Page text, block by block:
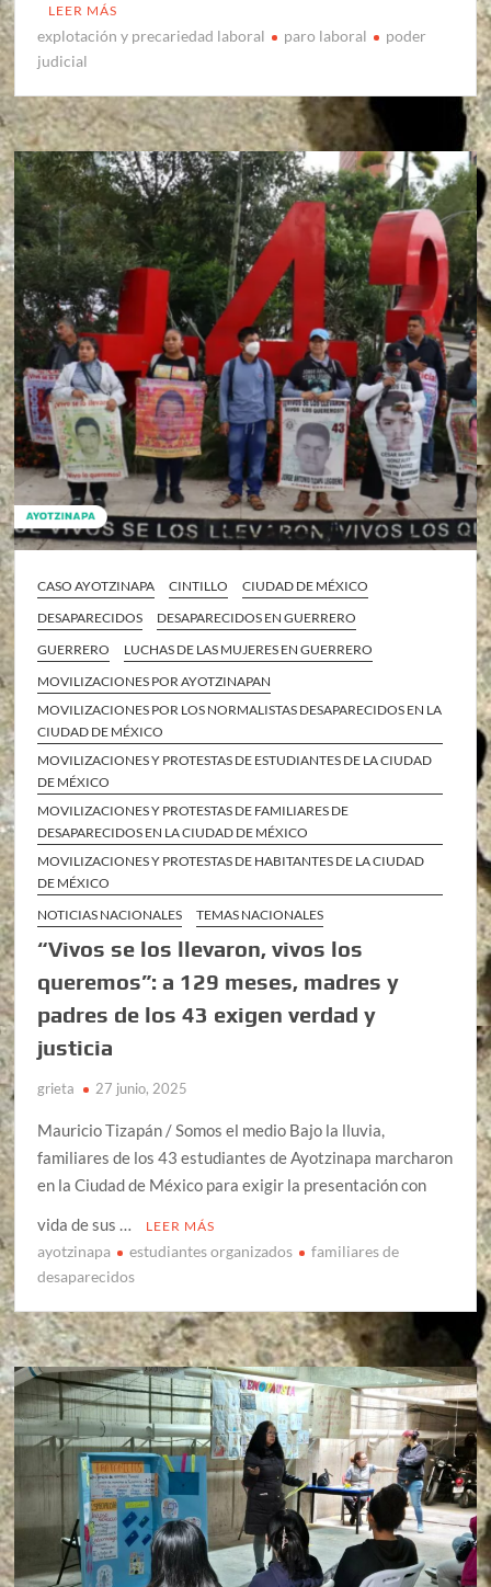
LEER MÁS
explotación y precariedad laboral paro laboral
poder
judicial
CASO AYOTZINAPA CINTILLO
CIUDAD DE MÉXICO
DESAPARECIDOS
DESAPARECIDOS EN GUERRERO
GUERRERO
LUCHAS DE LAS MUJERES EN GUERRERO
MOVILIZACIONES POR AYOTZINAPAN
MOVILIZACIONES POR LOS NORMALISTAS DESAPARECIDOS EN LA
CIUDAD DE MÉXICO
MOVILIZACIONES Y PROTESTAS DE ESTUDIANTES DE LA CIUDAD
DE MÉXICO
MOVILIZACIONES Y PROTESTAS DE FAMILIARES DE
DESAPARECIDOS EN LA CIUDAD DE MÉXICO
MOVILIZACIONES Y PROTESTAS DE HABITANTES DE LA CIUDAD
DE MÉXICO
NOTICIAS NACIONALES
TEMAS NACIONALES
“Vivos se los llevaron, vivos los
queremos”: a 129 meses, madres y
padres de los 43 exigen verdad y
justicia
grieta 27 junio, 2025
Mauricio Tizapán / Somos el medio Bajo la lluvia,
familiares de los 43 estudiantes de Ayotzinapa marcharon
en la Ciudad de México para exigir la presentación con
vida de sus …
LEER MÁS
ayotzinapa estudiantes organizados
familiares de
desaparecidos